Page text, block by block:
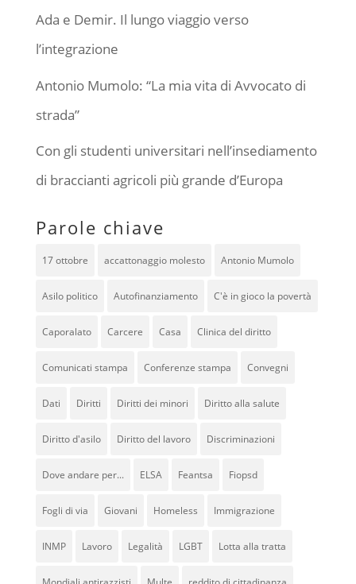
Ada e Demir. Il lungo viaggio verso
l’integrazione
Antonio Mumolo: “La mia vita di Avvocato di
strada”
Con gli studenti universitari nell’insediamento
di braccianti agricoli più grande d’Europa
Parole chiave
17 ottobre accattonaggio molesto Antonio Mumolo
Asilo politico Autofinanziamento C'è in gioco la povertà
Caporalato Carcere Casa Clinica del diritto
Comunicati stampa Conferenze stampa Convegni
Dati Diritti Diritti dei minori Diritto alla salute
Diritto d'asilo Diritto del lavoro Discriminazioni
Dove andare per... ELSA Feantsa Fiopsd
Fogli di via Giovani Homeless Immigrazione
INMP Lavoro Legalità LGBT Lotta alla tratta